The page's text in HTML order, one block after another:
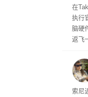
流
在
执行
脑硬
返飞
意
非好
义
索尼